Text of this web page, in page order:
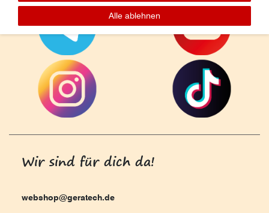
Wir sind für dich da!
webshop@geratech.de
Alle ablehnen